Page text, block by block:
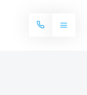
Toggle